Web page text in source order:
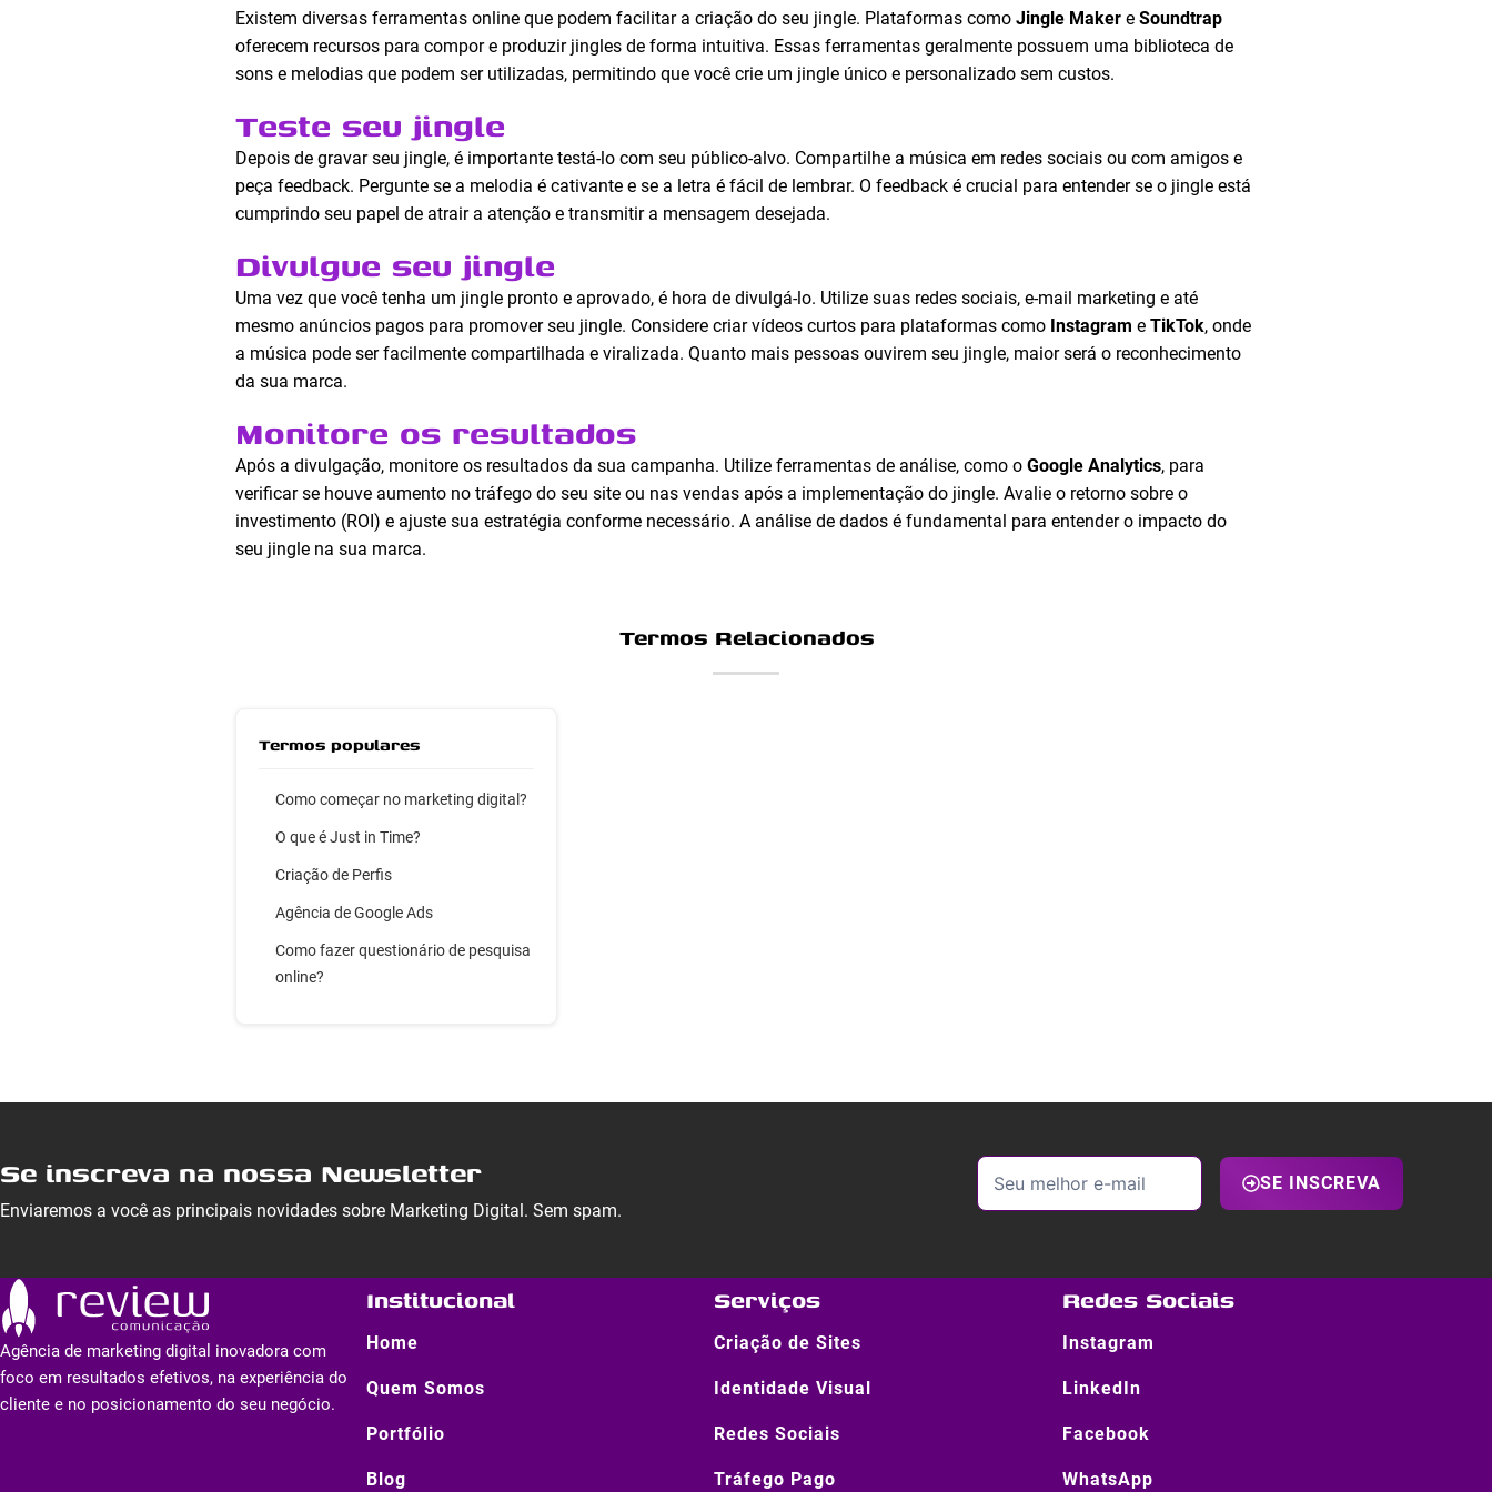
Existem diversas ferramentas online que podem facilitar a criação do seu jingle. Plataformas como Jingle Maker e Soundtrap
oferecem recursos para compor e produzir jingles de forma intuitiva. Essas ferramentas geralmente possuem uma biblioteca de
sons e melodias que podem ser utilizadas, permitindo que você crie um jingle único e personalizado sem custos.
Teste seu jingle
Depois de gravar seu jingle, é importante testá-lo com seu público-alvo. Compartilhe a música em redes sociais ou com amigos e
peça feedback. Pergunte se a melodia é cativante e se a letra é fácil de lembrar. O feedback é crucial para entender se o jingle está
cumprindo seu papel de atrair a atenção e transmitir a mensagem desejada.
Divulgue seu jingle
Uma vez que você tenha um jingle pronto e aprovado, é hora de divulgá-lo. Utilize suas redes sociais, e-mail marketing e até
mesmo anúncios pagos para promover seu jingle. Considere criar vídeos curtos para plataformas como Instagram e TikTok, onde
a música pode ser facilmente compartilhada e viralizada. Quanto mais pessoas ouvirem seu jingle, maior será o reconhecimento
da sua marca.
Monitore os resultados
Após a divulgação, monitore os resultados da sua campanha. Utilize ferramentas de análise, como o Google Analytics, para
verificar se houve aumento no tráfego do seu site ou nas vendas após a implementação do jingle. Avalie o retorno sobre o
investimento (ROI) e ajuste sua estratégia conforme necessário. A análise de dados é fundamental para entender o impacto do
seu jingle na sua marca.
Termos Relacionados
Termos populares
Como começar no marketing digital?
O que é Just in Time?
Criação de Perfis
Agência de Google Ads
Como fazer questionário de pesquisa
online?
Se inscreva na nossa Newsletter
Enviaremos a você as principais novidades sobre Marketing Digital. Sem spam.
SE INSCREVA
Agência de marketing digital inovadora com
foco em resultados efetivos, na experiência do
cliente e no posicionamento do seu negócio.
Institucional
Home
Quem Somos
Portfólio
Blog
Serviços
Criação de Sites
Identidade Visual
Redes Sociais
Tráfego Pago
Redes Sociais
Instagram
LinkedIn
Facebook
WhatsApp